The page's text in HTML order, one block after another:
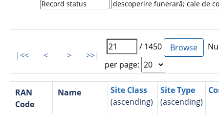
|<< < > >>|
/ 1450
per page:
RAN
Code
Name
Site Class
(ascending)
Site Type
(ascending)